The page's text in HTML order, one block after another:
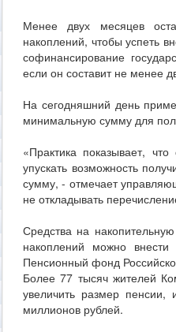
Менее двух месяцев
накоплений, чтобы успеть
софинансирование
если он составит не менее
На сегодняшний день
минимальную сумму для
«Практика показывает,
упускать возможность
сумму, - отмечает
не откладывать
Средства на
накоплений можно внести
Пенсионный фонд
Более 77 тысяч жителей
увеличить размер
миллионов рублей.